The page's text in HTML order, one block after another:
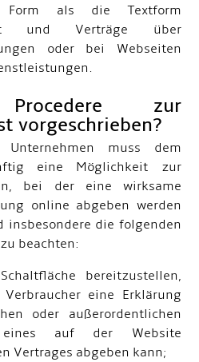
Form als die Textform
und Verträge über
oder bei Webseiten
zur
vorgeschrieben?
Unternehmen muss dem
eine Möglichkeit zur
bei der eine wirksame
online abgeben werden
insbesondere die folgenden
beachten:
bereitzustellen,
eine Erklärung
oder außerordentlichen
eines auf der Website
Vertrages abgeben kann;